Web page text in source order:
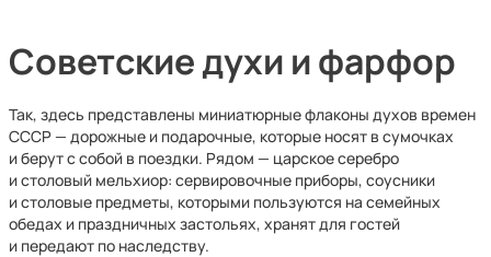
Советские духи и фарфор
Так, здесь представлены миниатюрные флаконы духов времен
СССР — дорожные и подарочные, которые носят в сумочках
и берут с собой в поездки. Рядом — царское серебро
и столовый мельхиор: сервировочные приборы, соусники
и столовые предметы, которыми пользуются на семейных
обедах и праздничных застольях, хранят для гостей
и передают по наследству.